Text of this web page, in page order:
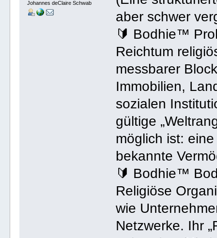
Johannes deClaire Schwab
aber schwer
🔰 Bodhie™
Reichtum
messbarer
Immobilien,
sozialen
gültige
möglich ist:
bekannte
🔰 Bodhie™
Religiöse
wie
Netzwerke. Ihr